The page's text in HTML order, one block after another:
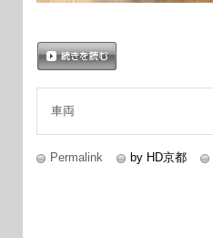
車両
Permalink by HD京都